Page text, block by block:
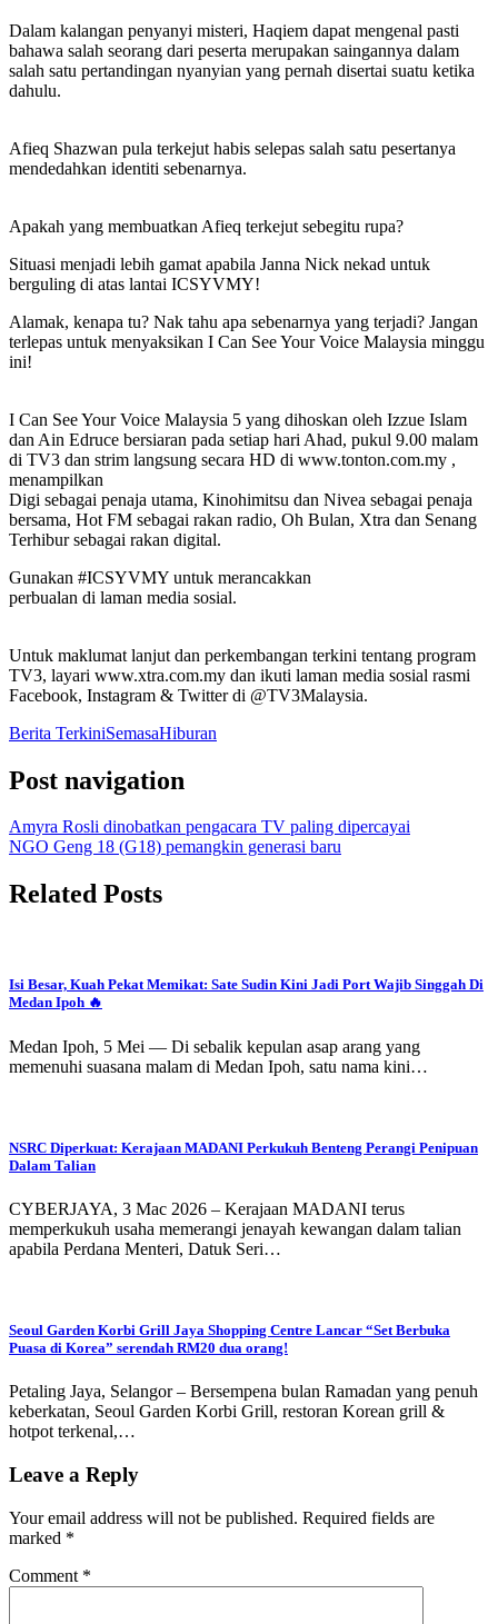
Dalam kalangan penyanyi misteri, Haqiem dapat mengenal pasti
bahawa salah seorang dari peserta merupakan saingannya dalam
salah satu pertandingan nyanyian yang pernah disertai suatu ketika
dahulu.
Afieq Shazwan pula terkejut habis selepas salah satu pesertanya
mendedahkan identiti sebenarnya.
Apakah yang membuatkan Afieq terkejut sebegitu rupa?
Situasi menjadi lebih gamat apabila Janna Nick nekad untuk
berguling di atas lantai ICSYVMY!
Alamak, kenapa tu? Nak tahu apa sebenarnya yang terjadi? Jangan
terlepas untuk menyaksikan I Can See Your Voice Malaysia minggu
ini!
I Can See Your Voice Malaysia 5 yang dihoskan oleh Izzue Islam
dan Ain Edruce bersiaran pada setiap hari Ahad, pukul 9.00 malam
di TV3 dan strim langsung secara HD di www.tonton.com.my ,
menampilkan
Digi sebagai penaja utama, Kinohimitsu dan Nivea sebagai penaja
bersama, Hot FM sebagai rakan radio, Oh Bulan, Xtra dan Senang
Terhibur sebagai rakan digital.
Gunakan #ICSYVMY untuk merancakkan
perbualan di laman media sosial.
Untuk maklumat lanjut dan perkembangan terkini tentang program
TV3, layari www.xtra.com.my dan ikuti laman media sosial rasmi
Facebook, Instagram & Twitter di @TV3Malaysia.
Berita TerkiniSemasaHiburan
Post navigation
Amyra Rosli dinobatkan pengacara TV paling dipercayai
NGO Geng 18 (G18) pemangkin generasi baru
Related Posts
Isi Besar, Kuah Pekat Memikat: Sate Sudin Kini Jadi Port Wajib Singgah Di
Medan Ipoh 🔥
Medan Ipoh, 5 Mei — Di sebalik kepulan asap arang yang
memenuhi suasana malam di Medan Ipoh, satu nama kini…
NSRC Diperkuat: Kerajaan MADANI Perkukuh Benteng Perangi Penipuan
Dalam Talian
CYBERJAYA, 3 Mac 2026 – Kerajaan MADANI terus
memperkukuh usaha memerangi jenayah kewangan dalam talian
apabila Perdana Menteri, Datuk Seri…
Seoul Garden Korbi Grill Jaya Shopping Centre Lancar “Set Berbuka
Puasa di Korea” serendah RM20 dua orang!
Petaling Jaya, Selangor – Bersempena bulan Ramadan yang penuh
keberkatan, Seoul Garden Korbi Grill, restoran Korean grill &
hotpot terkenal,…
Leave a Reply
Your email address will not be published. Required fields are
marked *
Comment *